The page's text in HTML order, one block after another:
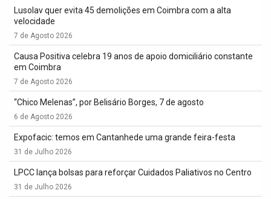
Lusolav quer evita 45 demolições em Coimbra com a alta
velocidade
7 de Agosto 2026
Causa Positiva celebra 19 anos de apoio domiciliário constante
em Coimbra
7 de Agosto 2026
“Chico Melenas”, por Belisário Borges, 7 de agosto
6 de Agosto 2026
Expofacic: temos em Cantanhede uma grande feira-festa
31 de Julho 2026
LPCC lança bolsas para reforçar Cuidados Paliativos no Centro
31 de Julho 2026